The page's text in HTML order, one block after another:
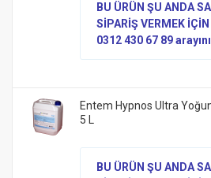
BU ÜRÜN ŞU ANDA
SİPARİŞ VERMEK
0312 430 67 89
Entem Hypnos Ultra
5 L
BU ÜRÜN ŞU ANDA